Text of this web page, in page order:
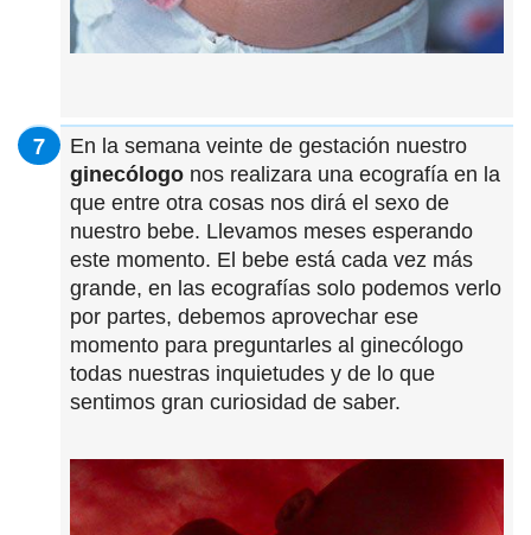
En la semana veinte de gestación nuestro
ginecólogo nos realizara una ecografía en la
que entre otra cosas nos dirá el sexo de
nuestro bebe. Llevamos meses esperando
este momento. El bebe está cada vez más
grande, en las ecografías solo podemos verlo
por partes, debemos aprovechar ese
momento para preguntarles al ginecólogo
todas nuestras inquietudes y de lo que
sentimos gran curiosidad de saber.